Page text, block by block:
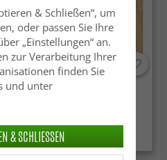
Juteteppich - Dhola (jute)
SFr. 26.99
& Schließen“, um
oder passen Sie Ihre
„Einstellungen“ an.
zur Verarbeitung Ihrer
finden Sie
und unter
& SCHLIESSEN